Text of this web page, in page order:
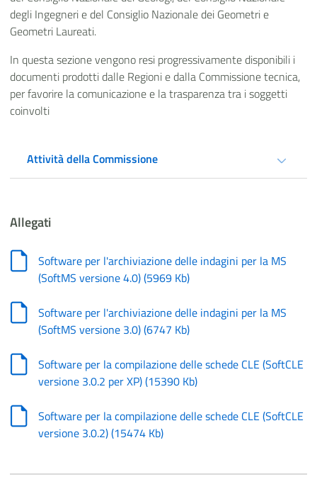
degli Ingegneri e del Consiglio Nazionale dei Geometri e
Geometri Laureati.
In questa sezione vengono resi progressivamente disponibili i
documenti prodotti dalle Regioni e dalla Commissione tecnica,
per favorire la comunicazione e la trasparenza tra i soggetti
coinvolti
Attività della Commissione
Allegati
Software per l'archiviazione delle indagini per la MS
(SoftMS versione 4.0)(5969 Kb)
Software per l'archiviazione delle indagini per la MS
(SoftMS versione 3.0)(6747 Kb)
Software per la compilazione delle schede CLE (SoftCLE
versione 3.0.2 per XP)(15390 Kb)
Software per la compilazione delle schede CLE (SoftCLE
versione 3.0.2)(15474 Kb)